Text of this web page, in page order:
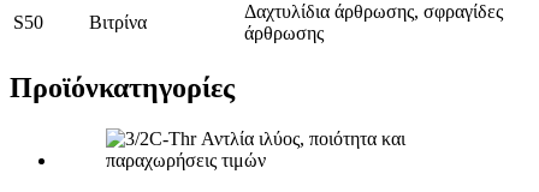
S50
Βιτρίνα
Δαχτυλίδια άρθρωσης, σφραγίδες
άρθρωσης
Προϊόνκατηγορίες